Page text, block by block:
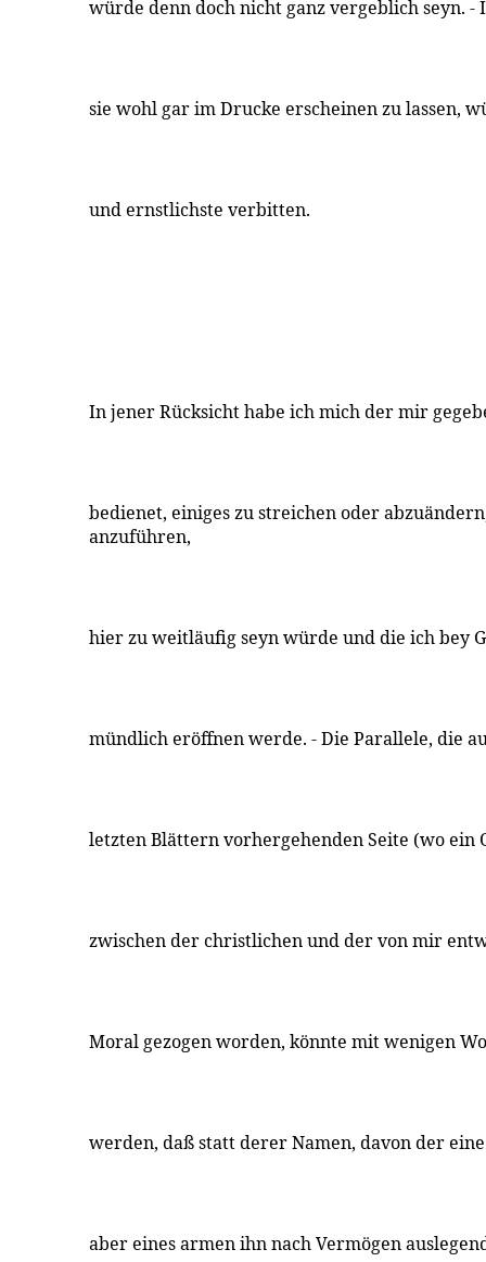
würde denn doch nicht ganz vergeblich seyn. -
sie wohl gar im Drucke erscheinen zu lassen,
und ernstlichste verbitten.
In jener Rücksicht habe ich mich der mir
bedienet, einiges zu streichen oder
anzuführen,
hier zu weitläufig seyn würde und die ich bey
mündlich eröffnen werde. - Die Parallele, die
letzten Blättern vorhergehenden Seite (wo ein
zwischen der christlichen und der von mir
Moral gezogen worden, könnte mit wenigen
werden, daß statt derer Namen, davon der
aber eines armen ihn nach Vermögen